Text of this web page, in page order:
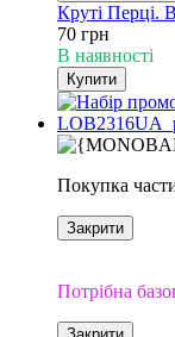
Круті Перці.
70 грн
В наявності
Купити
Покупка
Закрити
Потрібна